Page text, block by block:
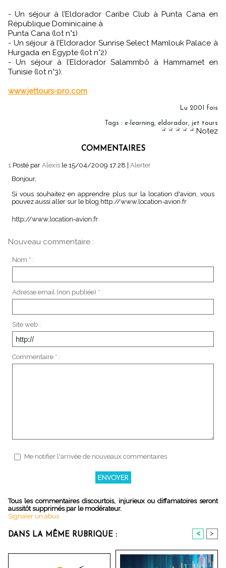
- Un séjour à l’Eldorador Caribe Club à Punta Cana en
République Dominicaine à
Punta Cana (lot n°1)
- Un séjour à l’Eldorador Sunrise Select Mamlouk Palace à
Hurgada en Egypte (lot n°2)
- Un séjour à l’Eldorador Salammbô à Hammamet en
Tunisie (lot n°3).
www.jettours-pro.com
Lu 2001 fois
Tags : e-learning, eldorador, jet tours
Notez
COMMENTAIRES
1.Posté par Alexis le 15/04/2009 17:28
Alerter
Bonjour,
Si vous souhaitez en apprendre plus sur la location d'avion, vous
pouvez aussi aller sur le blog http://www.location-avion.fr
http://www.location-avion.fr
Nouveau commentaire :
Nom * :
Adresse email (non publiée) * :
Site web :
Commentaire * :
Me notifier l'arrivée de nouveaux commentaires
Tous les commentaires discourtois, injurieux ou diffamatoires seront
aussitôt supprimés par le modérateur.
Signaler un abus
DANS LA MÊME RUBRIQUE : < >